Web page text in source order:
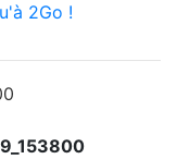
2Go !